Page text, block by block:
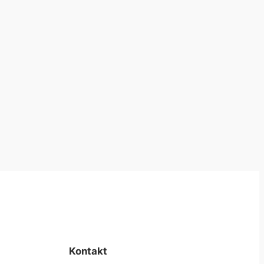
Kontakt